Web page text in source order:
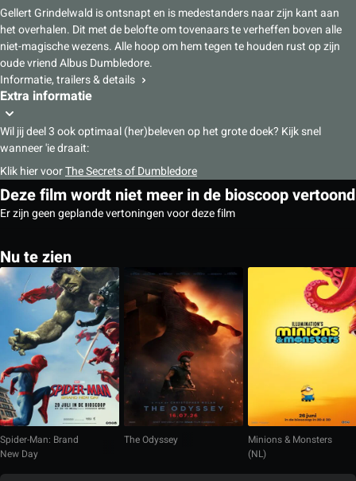
Gellert Grindelwald is ontsnapt en is medestanders naar zijn kant aan
het overhalen. Dit met de belofte om tovenaars te verheffen boven alle
niet-magische wezens. Alle hoop om hem tegen te houden rust op zijn
oude vriend Albus Dumbledore.
Informatie, trailers & details
Extra informatie
Wil jij deel 3 ook optimaal (her)beleven op het grote doek? Kijk snel
wanneer 'ie draait:
Klik hier voorThe Secrets of Dumbledore
Deze film wordt niet meer in de bioscoop vertoond
Er zijn geen geplande vertoningen voor deze film
Nu te zien
Spider-Man: Brand
New Day
The Odyssey
Minions & Monsters
(NL)